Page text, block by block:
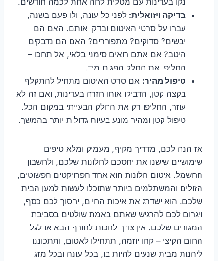
בדיקה ויזואלית: לפני כל עונה, ולו פעם בשנה,
עברו על סרטי האיטום ובדקו אותם. האם הם
יבשים? סדוקים? מתפוררים? האם הם נדבקים
היטב? אם אתם רואים סימני בלאי, אל תחכו –
החליפו את החלק הפגום מיד.
טיפול מהיר: אם סרט האיטום מתחיל להתקלף
בקצה קטן, הדביקו אותו חזרה בעדינות, ואם זה לא
עוזר, החליפו רק את החלק הבעייתי במקום הכל.
טיפול קטן ומהיר מונע בעיות גדולות יותר בהמשך.
אז הנה לכם, מדריך מקיף, מעמיק ומלא טיפים
שימושיים שישנו את יחסכם לחלונות שלכם, ולחשבון
החשמל. איטום חלונות הוא אחד הפרויקטים הפשוטים,
הזולים והמשתלמים ביותר שתוכלו לעשות למען הבית
שלכם. הוא ישדרג את איכות החיים, יחסוך לכם כסף,
ויגרום לכם להרגיש שאתם באמת שולטים בסביבת
המגורים שלכם. אין צורך לחכות לחורף הבא או לגל
החום הקיצי – קחו יוזמה, תתחילו לאטום, ותתכוננו
ליהנות מבית שנעים להיות בו, בכל עונה ובכל מזג